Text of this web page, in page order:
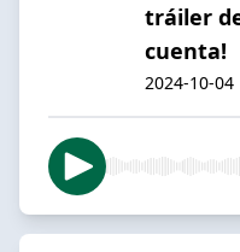
tráiler
cuenta!
2024-10-04